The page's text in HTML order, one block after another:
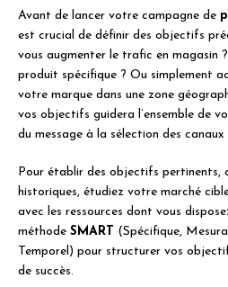
Avant de lancer votre campagne de
est crucial de définir des objectifs
vous augmenter le trafic en magasin
produit spécifique ? Ou simplement
votre marque dans une zone
vos objectifs guidera l’ensemble de
du message à la sélection des canaux
Pour établir des objectifs pertinents,
historiques, étudiez votre marché
avec les ressources dont vous
méthode SMART
(Spécifique,
Temporel) pour structurer vos
de succès.